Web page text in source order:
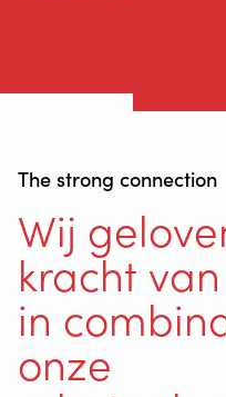
The strong connection
Wij
kracht
in
onze